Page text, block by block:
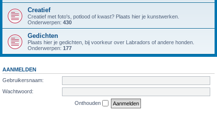
Creatief
Creatief met foto's, potlood of kwast? Plaats hier je kunstwerken.
Onderwerpen: 430
Gedichten
Plaats hier je gedichten, bij voorkeur over Labradors of andere honden.
Onderwerpen: 177
AANMELDEN
Gebruikersnaam:
Wachtwoord:
Onthouden